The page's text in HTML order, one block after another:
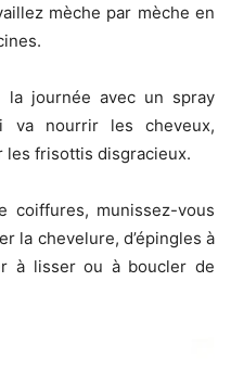
mèche par mèche en
la journée avec un spray
va nourrir les cheveux,
frisottis disgracieux.
coiffures, munissez-vous
la chevelure, d’épingles à
à lisser ou à boucler de